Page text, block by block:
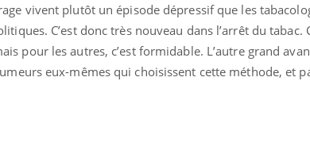
vivent plutôt un épisode dépressif que les
C’est donc très nouveau dans l’arrêt du tabac.
pour les autres, c’est formidable. L’autre grand
eux-mêmes qui choisissent cette méthode, et
et si on Youtube
Eczéma Chronique des Mains : se